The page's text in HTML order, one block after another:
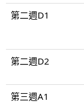
第二週D1
第二週D2
第三週A1